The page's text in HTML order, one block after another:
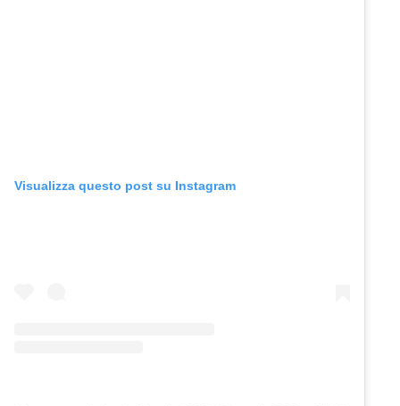
Visualizza questo post su Instagram